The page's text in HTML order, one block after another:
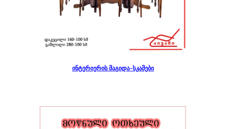
ინტერიერის მაგიდა-სკამები